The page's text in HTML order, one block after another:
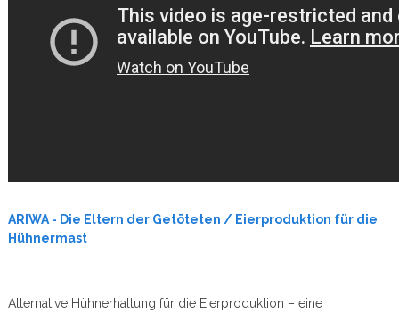
ARIWA - Die Eltern der Getöteten / Eierproduktion für die
Hühnermast
Alternative Hühnerhaltung für die Eierproduktion – eine